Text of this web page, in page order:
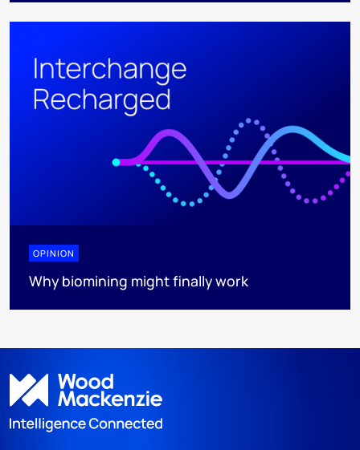
OPINION
Why biomining might finally work